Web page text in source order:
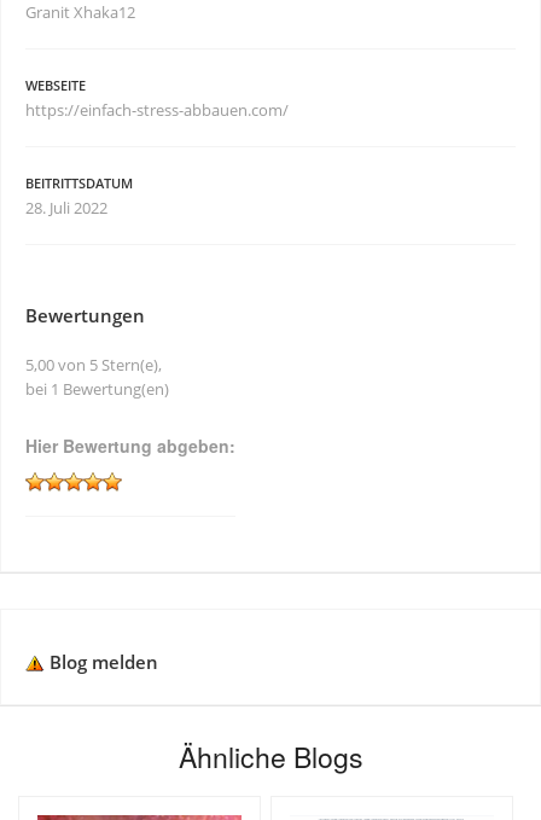
Granit Xhaka12
WEBSEITE
https://einfach-stress-abbauen.com/
BEITRITTSDATUM
28. Juli 2022
Bewertungen
5,00 von 5 Stern(e),
bei 1 Bewertung(en)
Hier Bewertung abgeben:
Blog melden
Ähnliche Blogs